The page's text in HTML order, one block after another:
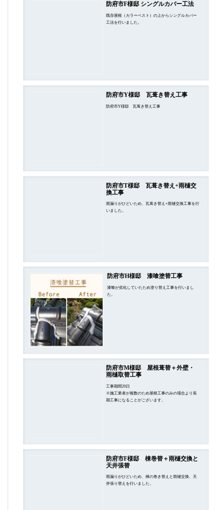
防府市F様邸 シングルカバー工法
既存屋根（カラーベスト）の上からシングルカバー
工法を行いました。
防府市Y様邸 瓦葺き替え工事
防府市Y様邸 瓦葺き替え工事
防府市T様邸 瓦葺き替え+雨樋交
換工事
雨漏りがひどいため、瓦葺き替え+雨樋交換工事を行
いました。
防府市H様邸 漆喰塗替工事
漆喰が劣化していたため塗り替え工事を行いまし
た。
防府市M様邸 屋根葺替＋外壁・
雨樋取替工事
工事期間20日
※施工業者が複数のため屋根工事のみの場合より長
期工事になることがございます。
防府市F様邸 棟巻替＋雨樋交換と
天井張替
雨漏りがひどいため、棟の巻き替えと雨樋交換、天
井張り替えを行いました。